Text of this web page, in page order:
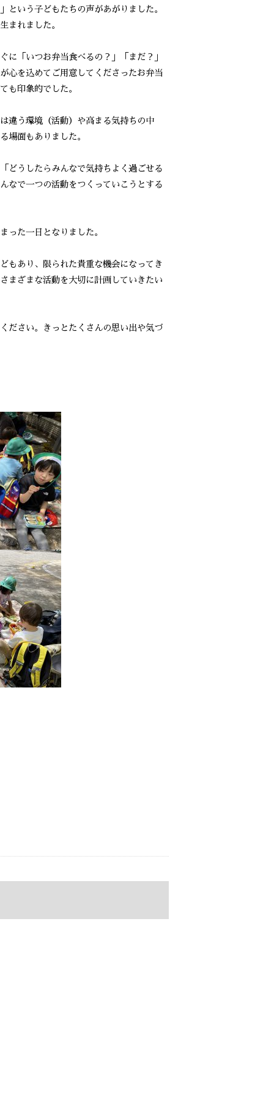
という子どもたちの声があがりました。
まれました。
に「いつお弁当食べるの？」「まだ？」
心を込めてご用意してくださったお弁当
も印象的でした。
違う環境（活動）や高まる気持ちの中
場面もありました。
どうしたらみんなで気持ちよく過ごせる
なで一つの活動をつくっていこうとする
った一日となりました。
もあり、限られた貴重な機会になってき
まざまな活動を大切に計画していきたい
ださい。きっとたくさんの思い出や気づ